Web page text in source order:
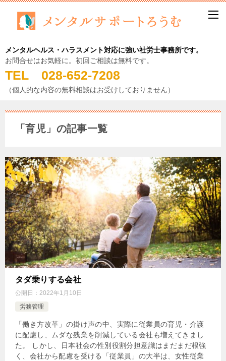
メンタルヘルス・ハラスメント対応に強い社労士事務所です。
お問合せはお気軽に。初回ご相談は無料です。
TEL 028-652-7208
（個人的な内容の無料相談はお受けしておりません）
「育児」の記事一覧
タダ乗りする会社
公開日： 2022年1月10日
労務管理
「働き方改革」の掛け声の中、実際に従業員の育児・介護
に配慮し、ムダな残業を削減している会社も増えてきまし
た。 しかし、日本社会の性別役割分担意識はまだまだ根強
く、会社から配慮を受ける「従業員」の大半は、女性従業